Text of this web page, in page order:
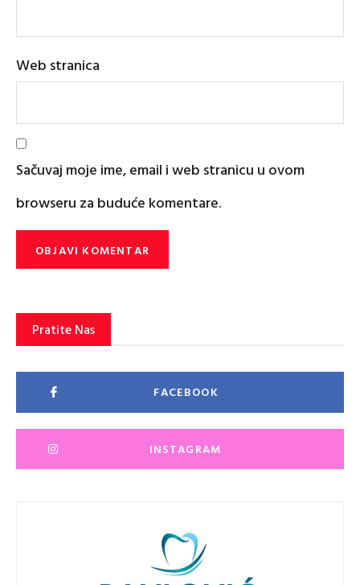
Web stranica
Sačuvaj moje ime, email i web stranicu u ovom
browseru za buduće komentare.
Pratite Nas
FACEBOOK
INSTAGRAM